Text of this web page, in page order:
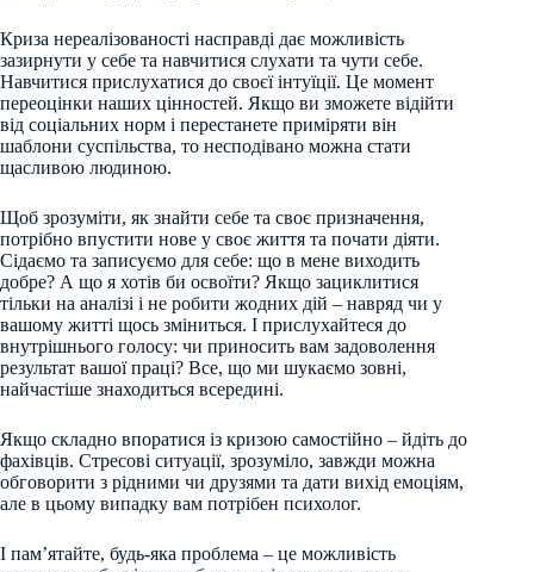
Криза нереалізованості насправді дає можливість
зазирнути у себе та навчитися слухати та чути себе.
Навчитися прислухатися до своєї інтуїції. Це момент
переоцінки наших цінностей. Якщо ви зможете відійти
від соціальних норм і перестанете приміряти він
шаблони суспільства, то несподівано можна стати
щасливою людиною.
Щоб зрозуміти, як знайти себе та своє призначення,
потрібно впустити нове у своє життя та почати діяти.
Сідаємо та записуємо для себе: що в мене виходить
добре? А що я хотів би освоїти? Якщо зациклитися
тільки на аналізі і не робити жодних дій – навряд чи у
вашому житті щось зміниться. І прислухайтеся до
внутрішнього голосу: чи приносить вам задоволення
результат вашої праці? Все, що ми шукаємо зовні,
найчастіше знаходиться всередині.
Якщо складно впоратися із кризою самостійно – йдіть до
фахівців. Стресові ситуації, зрозуміло, завжди можна
обговорити з рідними чи друзями та дати вихід емоціям,
але в цьому випадку вам потрібен психолог.
І пам’ятайте, будь-яка проблема – це можливість